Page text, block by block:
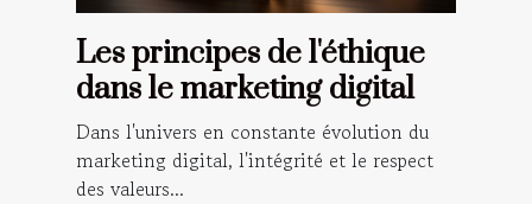
Les principes de l'éthique
dans le marketing digital
Dans l'univers en constante évolution du
marketing digital, l'intégrité et le respect
des valeurs...